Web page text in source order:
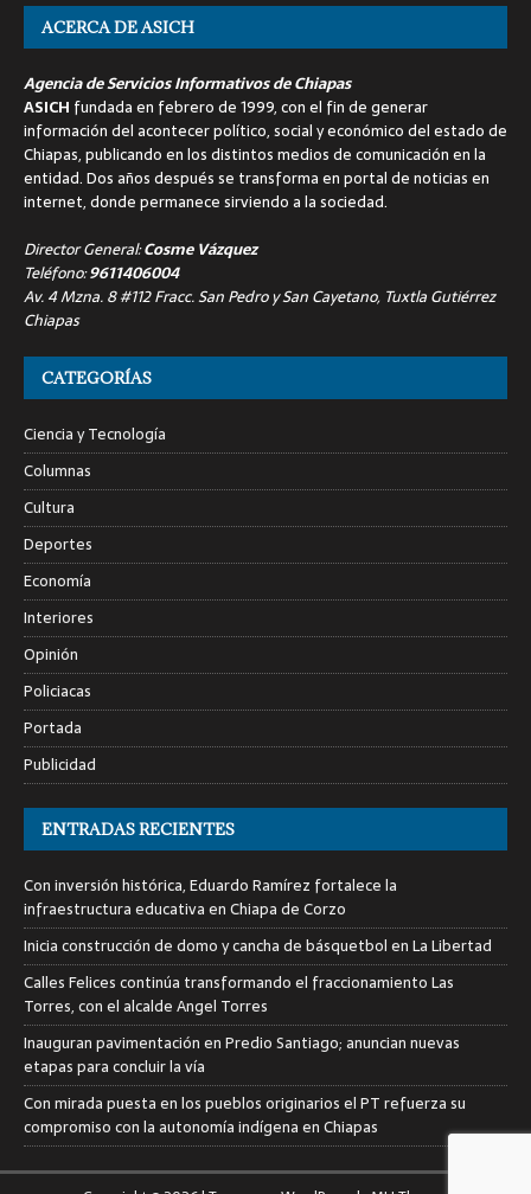
ACERCA DE ASICH
Agencia de Servicios Informativos de Chiapas
ASICH fundada en febrero de 1999, con el fin de generar
información del acontecer político, social y económico del estado de
Chiapas, publicando en los distintos medios de comunicación en la
entidad. Dos años después se transforma en portal de noticias en
internet, donde permanece sirviendo a la sociedad.
Director General:Cosme Vázquez
Teléfono:9611406004
Av. 4 Mzna. 8 #112 Fracc. San Pedro y San Cayetano, Tuxtla Gutiérrez
Chiapas
CATEGORÍAS
Ciencia y Tecnología
Columnas
Cultura
Deportes
Economía
Interiores
Opinión
Policiacas
Portada
Publicidad
ENTRADAS RECIENTES
Con inversión histórica, Eduardo Ramírez fortalece la
infraestructura educativa en Chiapa de Corzo
Inicia construcción de domo y cancha de básquetbol en La Libertad
Calles Felices continúa transformando el fraccionamiento Las
Torres, con el alcalde Angel Torres
Inauguran pavimentación en Predio Santiago; anuncian nuevas
etapas para concluir la vía
Con mirada puesta en los pueblos originarios el PT refuerza su
compromiso con la autonomía indígena en Chiapas